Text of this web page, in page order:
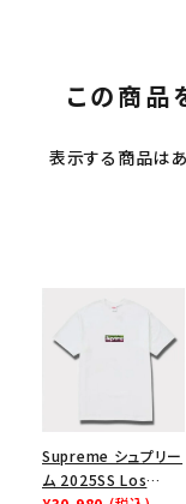
この商品
表示する商品はあ
Supreme シュプリー
ム 2025SS Los